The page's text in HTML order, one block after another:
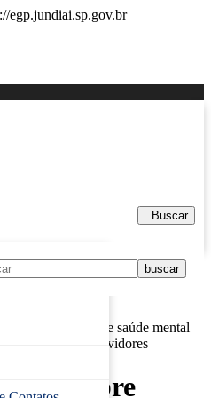
egp.jundiai.sp.gov.br
Buscar
curso sobre saúde mental
para servidores
sobre